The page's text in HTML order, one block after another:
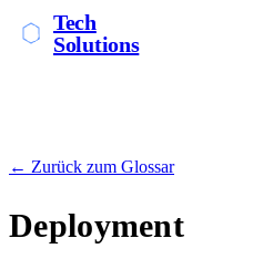
Tech
Solutions
← Zurück zum Glossar
Deployment